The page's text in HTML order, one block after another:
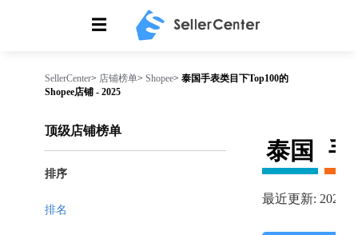
☰
SellerCenter> 店铺榜单> Shopee> 泰国手表类目下Top100的
Shopee店铺 - 2025
泰国 手
最近更新: 2026-
顶级店铺榜单
排序
排名